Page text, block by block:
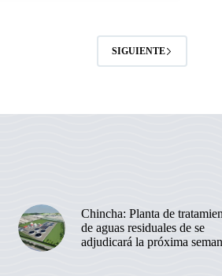
SIGUIENTE
Chincha: Planta de
de aguas residuales de se
adjudicará la próxima